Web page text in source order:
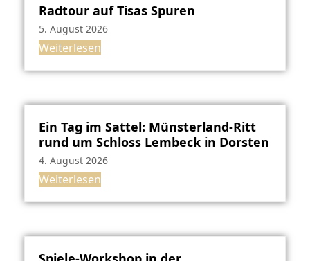
Radtour auf Tisas Spuren
5. August 2026
Weiterlesen
Ein Tag im Sattel: Münsterland-Ritt
rund um Schloss Lembeck in Dorsten
4. August 2026
Weiterlesen